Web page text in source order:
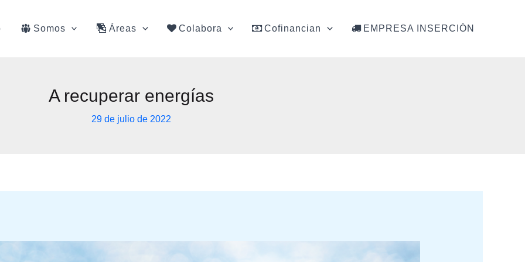
Somos Áreas Colabora Cofinancian EMPRESA INSERCIÓN
A recuperar energías
29 de julio de 2022